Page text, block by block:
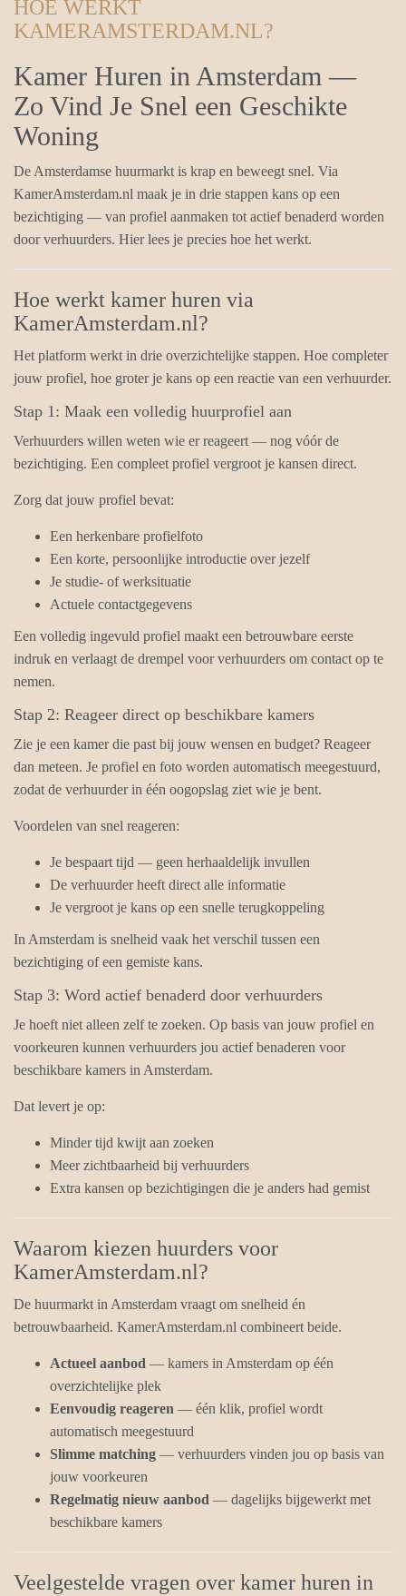
HOE WERKT
KAMERAMSTERDAM.NL?
Kamer Huren in Amsterdam —
Zo Vind Je Snel een Geschikte
Woning
De Amsterdamse huurmarkt is krap en beweegt snel. Via
KamerAmsterdam.nl maak je in drie stappen kans op een
bezichtiging — van profiel aanmaken tot actief benaderd worden
door verhuurders. Hier lees je precies hoe het werkt.
Hoe werkt kamer huren via
KamerAmsterdam.nl?
Het platform werkt in drie overzichtelijke stappen. Hoe completer
jouw profiel, hoe groter je kans op een reactie van een verhuurder.
Stap 1: Maak een volledig huurprofiel aan
Verhuurders willen weten wie er reageert — nog vóór de
bezichtiging. Een compleet profiel vergroot je kansen direct.
Zorg dat jouw profiel bevat:
Een herkenbare profielfoto
Een korte, persoonlijke introductie over jezelf
Je studie- of werksituatie
Actuele contactgegevens
Een volledig ingevuld profiel maakt een betrouwbare eerste
indruk en verlaagt de drempel voor verhuurders om contact op te
nemen.
Stap 2: Reageer direct op beschikbare kamers
Zie je een kamer die past bij jouw wensen en budget? Reageer
dan meteen. Je profiel en foto worden automatisch meegestuurd,
zodat de verhuurder in één oogopslag ziet wie je bent.
Voordelen van snel reageren:
Je bespaart tijd — geen herhaaldelijk invullen
De verhuurder heeft direct alle informatie
Je vergroot je kans op een snelle terugkoppeling
In Amsterdam is snelheid vaak het verschil tussen een
bezichtiging of een gemiste kans.
Stap 3: Word actief benaderd door verhuurders
Je hoeft niet alleen zelf te zoeken. Op basis van jouw profiel en
voorkeuren kunnen verhuurders jou actief benaderen voor
beschikbare kamers in Amsterdam.
Dat levert je op:
Minder tijd kwijt aan zoeken
Meer zichtbaarheid bij verhuurders
Extra kansen op bezichtigingen die je anders had gemist
Waarom kiezen huurders voor
KamerAmsterdam.nl?
De huurmarkt in Amsterdam vraagt om snelheid én
betrouwbaarheid. KamerAmsterdam.nl combineert beide.
Actueel aanbod — kamers in Amsterdam op één
overzichtelijke plek
Eenvoudig reageren — één klik, profiel wordt
automatisch meegestuurd
Slimme matching — verhuurders vinden jou op basis van
jouw voorkeuren
Regelmatig nieuw aanbod — dagelijks bijgewerkt met
beschikbare kamers
Veelgestelde vragen over kamer huren in